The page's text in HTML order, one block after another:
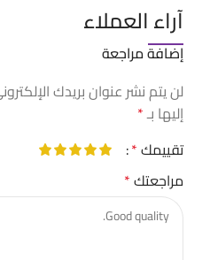
آراء العملاء
إضافة مراجعة
لن يتم نشر عنوان بريدك
إليها بـ*
تقييمك*
مراجعتك*